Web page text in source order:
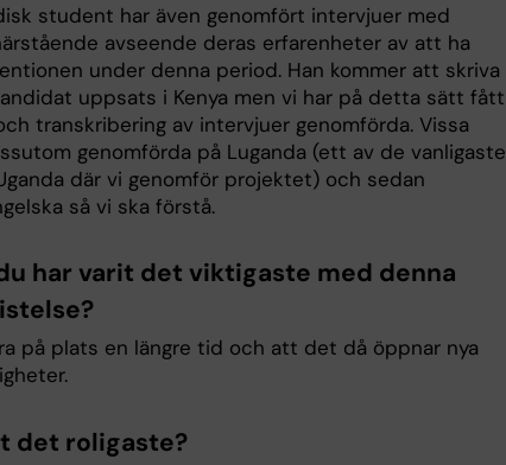
student har även genomfört intervjuer med
avseende deras erfarenheter av att ha
under denna period. Han kommer att skriva
uppsats i Kenya men vi har på detta sätt fått
transkribering av intervjuer genomförda. Vissa
genomförda på Luganda (ett av de vanligaste
där vi genomför projektet) och sedan
så vi ska förstå.
har varit det viktigaste med denna
på plats en längre tid och att det då öppnar nya
det roligaste?